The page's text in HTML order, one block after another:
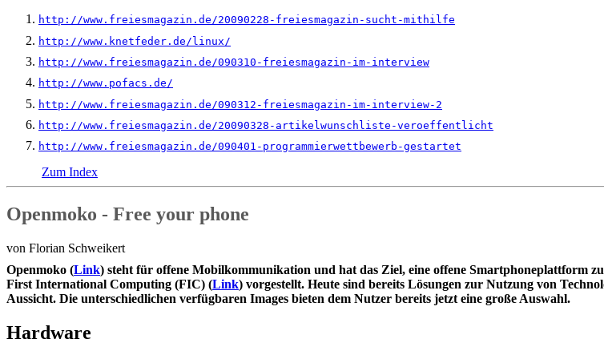
http://www.freiesmagazin.de/20090228-freiesmagazin-sucht-mithilfe
http://www.knetfeder.de/linux/
http://www.freiesmagazin.de/090310-freiesmagazin-im-interview
http://www.pofacs.de/
http://www.freiesmagazin.de/090312-freiesmagazin-im-interview-2
http://www.freiesmagazin.de/20090328-artikelwunschliste-veroeffentlicht
http://www.freiesmagazin.de/090401-programmierwettbewerb-gestartet
Zum Index
Openmoko - Free your phone
von Florian Schweikert
Openmoko (Link) steht für offene Mobilkommunikation und hat das Ziel, eine offene Smartphoneplattform
First International Computing (FIC) (Link) vorgestellt. Heute sind bereits Lösungen zur Nutzung von
Aussicht. Die unterschiedlichen verfügbaren Images bieten dem Nutzer bereits jetzt eine große Auswahl.
Hardware